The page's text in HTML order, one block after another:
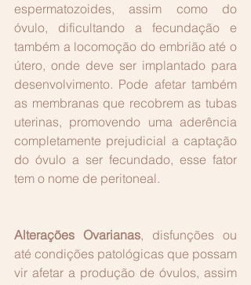
espermatozoides, assim como do
óvulo, dificultando a fecundação e
também a locomoção do embrião até o
útero, onde deve ser implantado para
desenvolvimento. Pode afetar também
as membranas que recobrem as tubas
uterinas, promovendo uma aderência
completamente prejudicial a captação
do óvulo a ser fecundado, esse fator
tem o nome de peritoneal.
Alterações Ovarianas, disfunções ou
até condições patológicas que possam
vir afetar a produção de óvulos, assim